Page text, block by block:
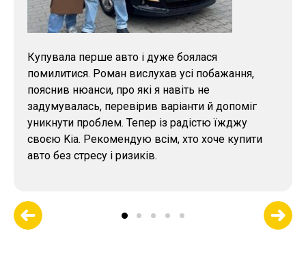
Купувала перше авто і дуже боялася
помилитися. Роман вислухав усі побажання,
пояснив нюанси, про які я навіть не
задумувалась, перевірив варіанти й допоміг
уникнути проблем. Тепер із радістю їжджу
своєю Kia. Рекомендую всім, хто хоче купити
авто без стресу і ризиків.